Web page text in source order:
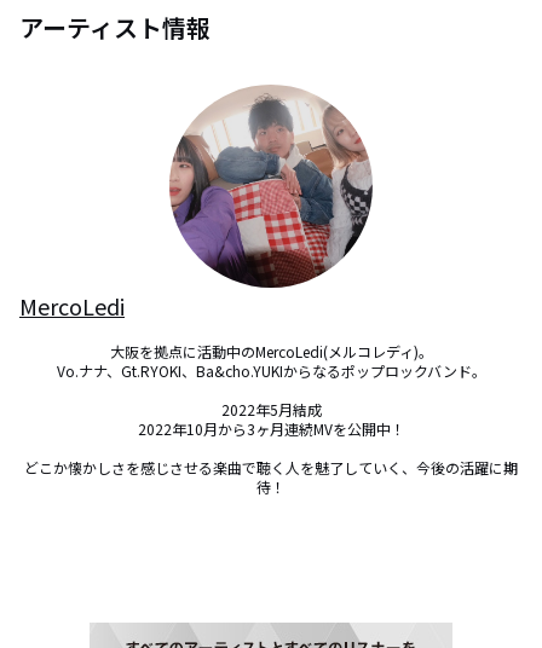
アーティスト情報
MercoLedi
大阪を拠点に活動中のMercoLedi(メルコレディ)。
Vo.ナナ、Gt.RYOKI、Ba&cho.YUKIからなるポップロックバンド。
2022年5月結成
2022年10月から3ヶ月連続MVを公開中！
どこか懐かしさを感じさせる楽曲で聴く人を魅了していく、今後の活躍に期
待！